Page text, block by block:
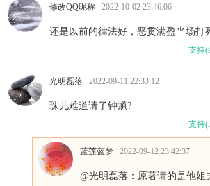
修改QQ昵称 2022-10-02 23:46:06
还是以前的律法好，恶贯满盈当场打
支持(
光明磊落 2022-09-11 22:33:12
珠儿难道请了钟馗?
支持(
蓝莲蓝梦 2022-09-12 23:42:37
@光明磊落 ：原著请的是他